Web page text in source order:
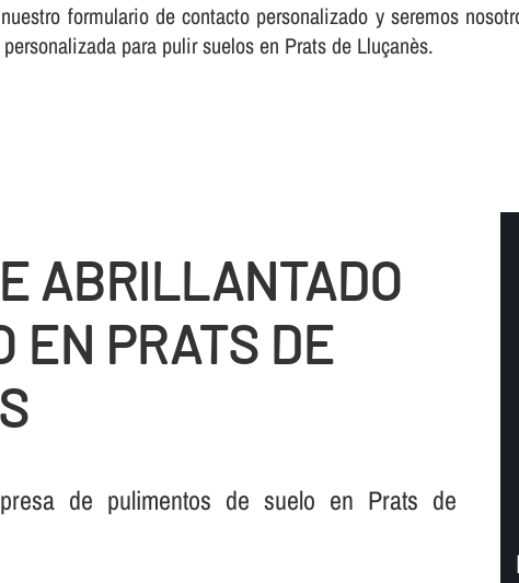
formulario de contacto personalizado y seremos
para pulir suelos en Prats de Lluçanès.
ABRILLANTADO
EN PRATS DE
de pulimentos de suelo en Prats de